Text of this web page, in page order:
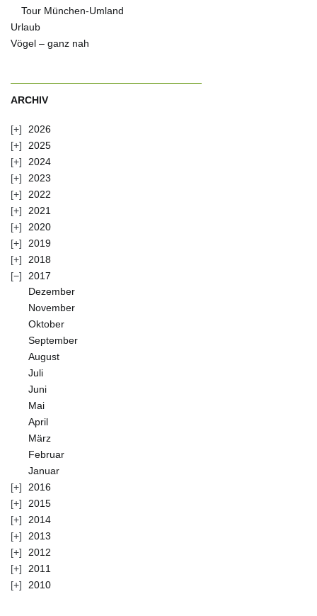
Tour München-Umland
Urlaub
Vögel – ganz nah
ARCHIV
2026
2025
2024
2023
2022
2021
2020
2019
2018
2017
Dezember
November
Oktober
September
August
Juli
Juni
Mai
April
März
Februar
Januar
2016
2015
2014
2013
2012
2011
2010